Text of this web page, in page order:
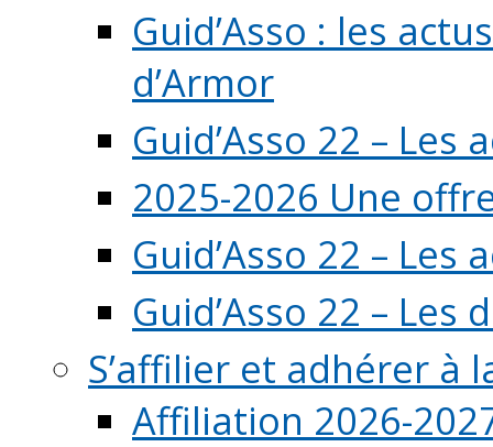
Guid’Asso : les
d’Armor
Guid’Asso 22 – Les
2025-2026 Une
Guid’Asso 22 –
Guid’Asso 22 – Les
S’affilier et adhérer à
Affiliation 2026-